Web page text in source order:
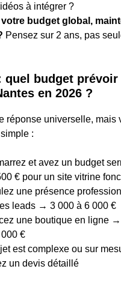
à intégrer ?
votre budget global,
Pensez sur 2 ans, pas
quel budget
en 2026 ?
réponse universelle, mais
:
et avez un budget
€ pour un site vitrine
une présence
leads → 3 000 à 6 000 €
une boutique en ligne
€
est complexe ou sur
un devis détaillé